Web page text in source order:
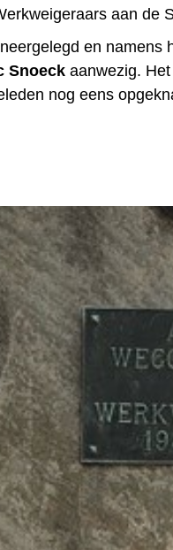
aan de
en namens
Snoeckaanwezig. Het
nog eens